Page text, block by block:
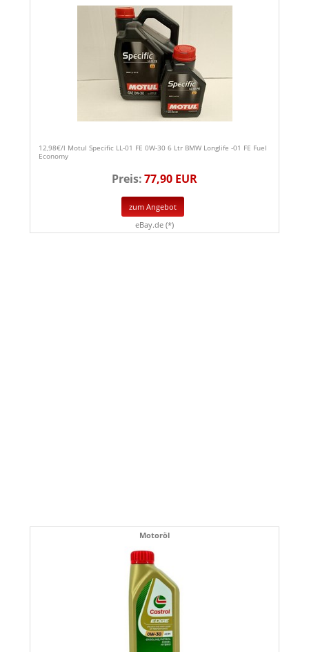
12,98€/l Motul Specific LL-01 FE 0W-30 6 Ltr BMW Longlife -01 FE Fuel
Economy
Preis:77,90 EUR
zum Angebot
eBay.de (*)
Motoröl